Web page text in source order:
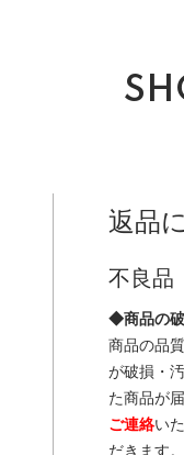
返品
不良品
◆商品の
商品の品
が破損・
た商品が
ご連絡い